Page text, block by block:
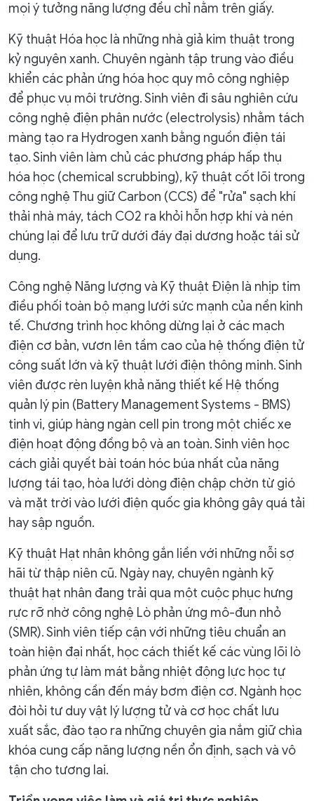
mọi ý tưởng năng lượng đều chỉ nằm trên giấy.
Kỹ thuật Hóa học là những nhà giả kim thuật trong
kỷ nguyên xanh. Chuyên ngành tập trung vào điều
khiển các phản ứng hóa học quy mô công nghiệp
để phục vụ môi trường. Sinh viên đi sâu nghiên cứu
công nghệ điện phân nước (electrolysis) nhằm tách
màng tạo ra Hydrogen xanh bằng nguồn điện tái
tạo. Sinh viên làm chủ các phương pháp hấp thụ
hóa học (chemical scrubbing), kỹ thuật cốt lõi trong
công nghệ Thu giữ Carbon (CCS) để "rửa" sạch khí
thải nhà máy, tách CO2 ra khỏi hỗn hợp khí và nén
chúng lại để lưu trữ dưới đáy đại dương hoặc tái sử
dụng.
Công nghệ Năng lượng và Kỹ thuật Điện là nhịp tim
điều phối toàn bộ mạng lưới sức mạnh của nền kinh
tế. Chương trình học không dừng lại ở các mạch
điện cơ bản, vươn lên tầm cao của hệ thống điện tử
công suất lớn và kỹ thuật lưới điện thông minh. Sinh
viên được rèn luyện khả năng thiết kế Hệ thống
quản lý pin (Battery Management Systems - BMS)
tinh vi, giúp hàng ngàn cell pin trong một chiếc xe
điện hoạt động đồng bộ và an toàn. Sinh viên học
cách giải quyết bài toán hóc búa nhất của năng
lượng tái tạo, hòa lưới dòng điện chập chờn từ gió
và mặt trời vào lưới điện quốc gia không gây quá tải
hay sập nguồn.
Kỹ thuật Hạt nhân không gắn liền với những nỗi sợ
hãi từ thập niên cũ. Ngày nay, chuyên ngành kỹ
thuật hạt nhân đang trải qua một cuộc phục hưng
rực rỡ nhờ công nghệ Lò phản ứng mô-đun nhỏ
(SMR). Sinh viên tiếp cận với những tiêu chuẩn an
toàn hiện đại nhất, học cách thiết kế các vùng lõi lò
phản ứng tự làm mát bằng nhiệt động lực học tự
nhiên, không cần đến máy bơm điện cơ. Ngành học
đòi hỏi tư duy vật lý lượng tử và cơ học chất lưu
xuất sắc, đào tạo ra những chuyên gia nắm giữ chìa
khóa cung cấp năng lượng nền ổn định, sạch và vô
tận cho tương lai.